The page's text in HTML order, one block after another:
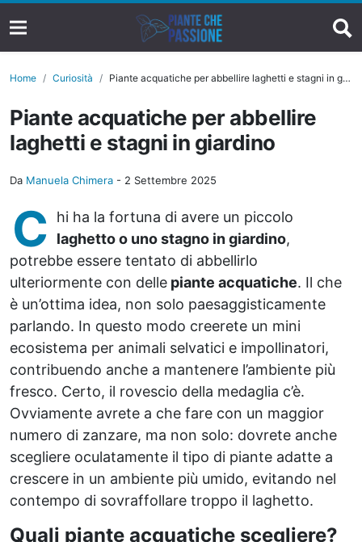
Home Curiosità Piante acquatiche per abbellire laghetti e stagni in giardino
Piante acquatiche per abbellire
laghetti e stagni in giardino
Da Manuela Chimera - 2 Settembre 2025
C
hi ha la fortuna di avere un piccolo
laghetto o uno stagno in giardino,
potrebbe essere tentato di abbellirlo
ulteriormente con delle piante acquatiche. Il che
è un’ottima idea, non solo paesaggisticamente
parlando. In questo modo creerete un mini
ecosistema per animali selvatici e impollinatori,
contribuendo anche a mantenere l’ambiente più
fresco. Certo, il rovescio della medaglia c’è.
Ovviamente avrete a che fare con un maggior
numero di zanzare, ma non solo: dovrete anche
scegliere oculatamente il tipo di piante adatte a
crescere in un ambiente più umido, evitando nel
contempo di sovraffollare troppo il laghetto.
Quali piante acquatiche scegliere?